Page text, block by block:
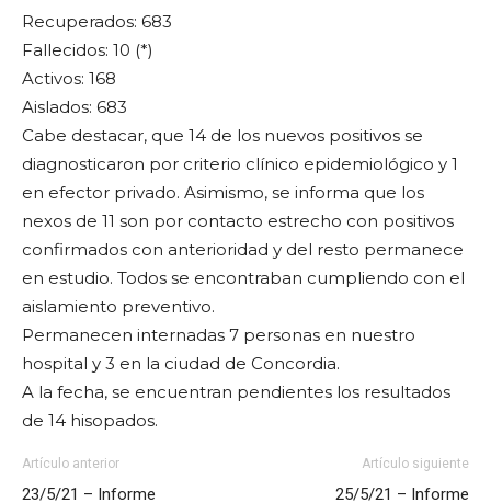
Recuperados: 683
Fallecidos: 10 (*)
Activos: 168
Aislados: 683
Cabe destacar, que 14 de los nuevos positivos se
diagnosticaron por criterio clínico epidemiológico y 1
en efector privado. Asimismo, se informa que los
nexos de 11 son por contacto estrecho con positivos
confirmados con anterioridad y del resto permanece
en estudio. Todos se encontraban cumpliendo con el
aislamiento preventivo.
Permanecen internadas 7 personas en nuestro
hospital y 3 en la ciudad de Concordia.
A la fecha, se encuentran pendientes los resultados
de 14 hisopados.
Artículo anterior
23/5/21 – Informe
Artículo siguiente
25/5/21 – Informe